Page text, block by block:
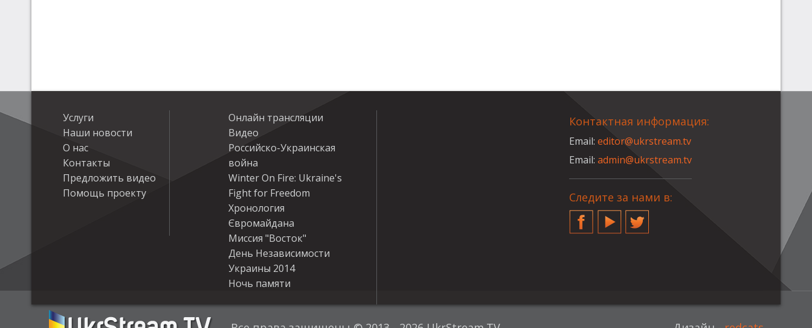
Услуги
Наши новости
О нас
Контакты
Предложить видео
Помощь проекту
Онлайн трансляции
Видео
Российско-Украинская
война
Winter On Fire: Ukraine's
Fight for Freedom
Хронология
Євромайдана
Миссия "Восток"
День Независимости
Украины 2014
Ночь памяти
Контактная информация:
Email:editor@ukrstream.tv
Email:admin@ukrstream.tv
Следите за нами в:
FacebookYouTubeTwitter